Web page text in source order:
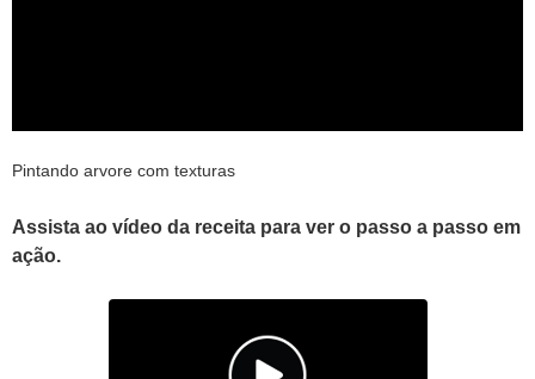
Pintando arvore com texturas
Assista ao vídeo da receita para ver o passo a passo em
ação.